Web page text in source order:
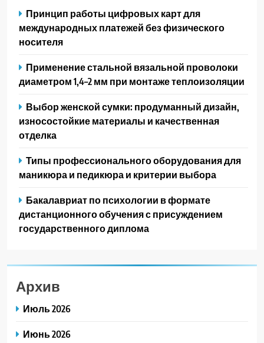
Принцип работы цифровых карт для
международных платежей без физического
носителя
Применение стальной вязальной проволоки
диаметром 1,4–2 мм при монтаже теплоизоляции
Выбор женской сумки: продуманный дизайн,
износостойкие материалы и качественная
отделка
Типы профессионального оборудования для
маникюра и педикюра и критерии выбора
Бакалавриат по психологии в формате
дистанционного обучения с присуждением
государственного диплома
Архив
Июль 2026
Июнь 2026